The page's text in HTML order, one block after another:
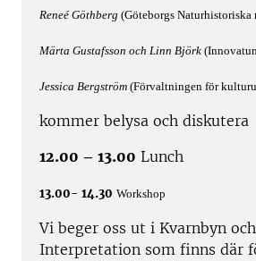
Reneé Göthberg (Göteborgs Naturhistoriska
Märta Gustafsson och Linn Björk
Jessica Bergström (Förvaltningen för
kommer belysa och diskutera
12.00 – 13.00 Lunch
13.00- 14.30 Workshop
Vi beger oss ut i Kvarnbyn
Interpretation som finns där